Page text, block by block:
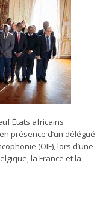
États africains
présence d’un délégué
(OIF), lors d’une
la France et la